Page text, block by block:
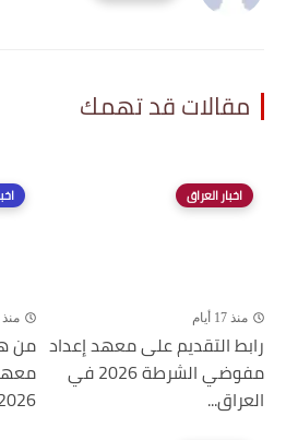
مقالات قد تهمك
اخبار العراق
منذ 17 أيام
رابط التقديم على معهد إعداد
مفوضي الشرطة 2026 في
العراق...
منذ 17 أيام
من